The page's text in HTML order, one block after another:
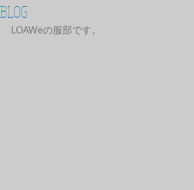
BLOG
LOAWeの服部です。